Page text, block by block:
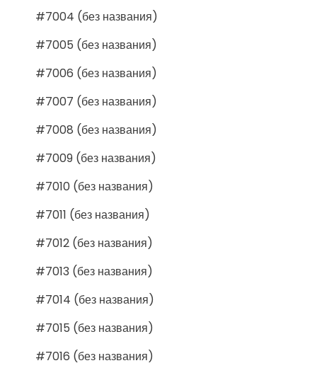
#7004 (без названия)
#7005 (без названия)
#7006 (без названия)
#7007 (без названия)
#7008 (без названия)
#7009 (без названия)
#7010 (без названия)
#7011 (без названия)
#7012 (без названия)
#7013 (без названия)
#7014 (без названия)
#7015 (без названия)
#7016 (без названия)